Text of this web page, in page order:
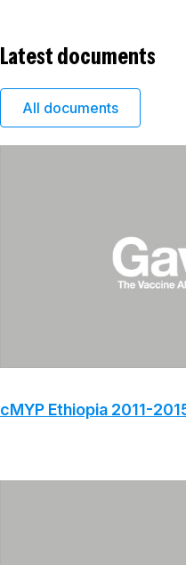
Latest documents
All documents
cMYP Ethiopia 2011-